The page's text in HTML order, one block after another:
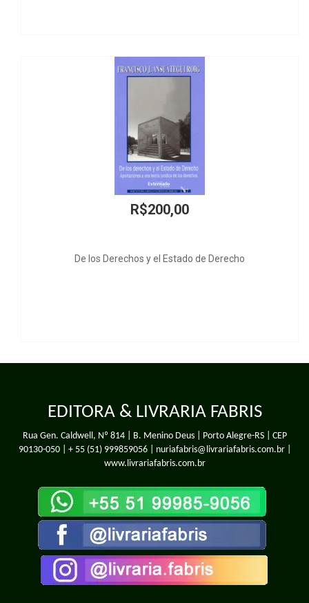
Persuasión Narrativa
EDITORA & LIVRARIA FABRIS
Rua Gen. Caldwell, Nº 814 | B. Menino Deus | Porto Alegre-RS | CEP
90130-050 | + 55 (51) 999859056| nuriafabris@livrariafabris.com.br |
www.livrariafabris.com.br